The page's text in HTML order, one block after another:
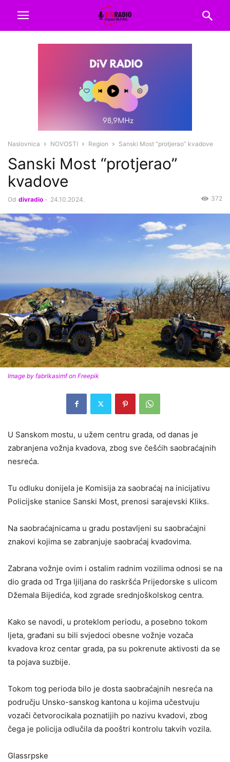
Naslovnica NOVOSTI Region Sanski Most “protjerao” kvadove
Sanski Most “protjerao”
kvadove
Od divradio - 24.10.2024. 372
Image by fabrikasimf on Freepik
U Sanskom mostu, u užem centru grada, od danas je
zabranjena vožnja kvadova, zbog sve češćih saobraćajnih
nesreća.
Tu odluku donijela je Komisija za saobraćaj na inicijativu
Policijske stanice Sanski Most, prenosi sarajevski Kliks.
Na saobraćajnicama u gradu postavljeni su saobraćajni
znakovi kojima se zabranjuje saobraćaj kvadovima.
Zabrana vožnje ovim i ostalim radnim vozilima odnosi se na
dio grada od Trga ljiljana do raskršća Prijedorske s ulicom
Džemala Bijedića, kod zgrade srednjoškolskog centra.
Kako se navodi, u proteklom periodu, a posebno tokom
ljeta, građani su bili svjedoci obesne vožnje vozača
kvadova kroz centar grada, pa su pokrenute aktivosti da se
ta pojava suzbije.
Tokom tog perioda bilo je dosta saobraćajnih nesreća na
području Unsko-sanskog kantona u kojima učestvuju
vozači četvorocikala poznatijih po nazivu kvadovi, zbog
čega je policija odlučila da pooštri kontrolu takvih vozila.
Glassrpske